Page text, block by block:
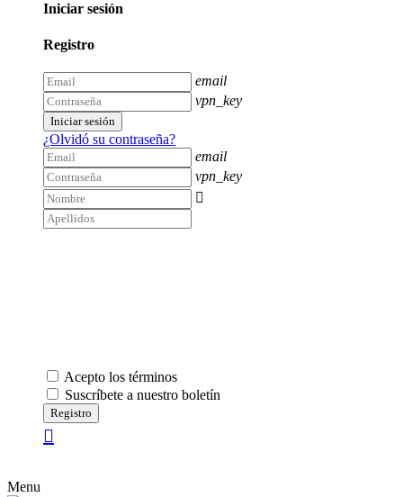
Iniciar sesión
Registro
email
vpn_key
Iniciar sesión
¿Olvidó su contraseña?
email
vpn_key

Acepto los términos
Suscríbete a nuestro boletín
Registro
Menu